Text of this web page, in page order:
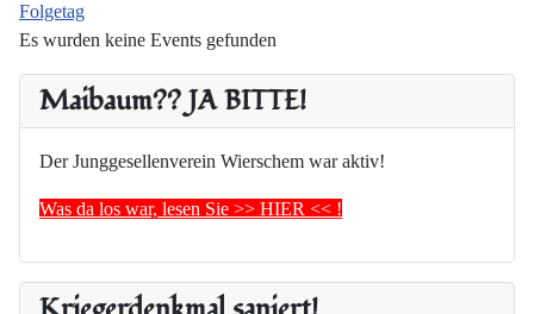
Maibaum?? JA BITTE!
Der Junggesellenverein Wierschem war aktiv!
Was da los war, lesen Sie >> HIER << !
Folgetag
Es wurden keine Events gefunden